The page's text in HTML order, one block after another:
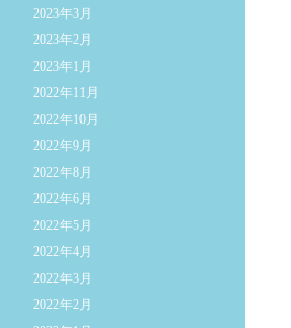
2023年3月
2023年2月
2023年1月
2022年11月
2022年10月
2022年9月
2022年8月
2022年6月
2022年5月
2022年4月
2022年3月
2022年2月